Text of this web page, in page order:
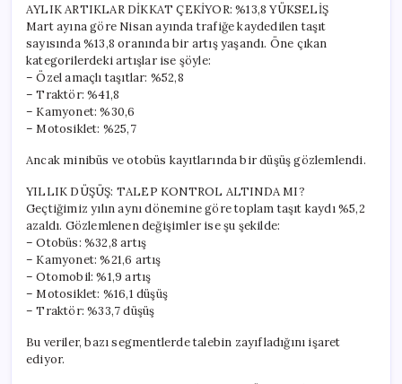
AYLIK ARTIKLAR DİKKAT ÇEKİYOR: %13,8 YÜKSELİŞ
Mart ayına göre Nisan ayında trafiğe kaydedilen taşıt
sayısında %13,8 oranında bir artış yaşandı. Öne çıkan
kategorilerdeki artışlar ise şöyle:
– Özel amaçlı taşıtlar: %52,8
– Traktör: %41,8
– Kamyonet: %30,6
– Motosiklet: %25,7
Ancak minibüs ve otobüs kayıtlarında bir düşüş gözlemlendi.
YILLIK DÜŞÜŞ: TALEP KONTROL ALTINDA MI?
Geçtiğimiz yılın aynı dönemine göre toplam taşıt kaydı %5,2
azaldı. Gözlemlenen değişimler ise şu şekilde:
– Otobüs: %32,8 artış
– Kamyonet: %21,6 artış
– Otomobil: %1,9 artış
– Motosiklet: %16,1 düşüş
– Traktör: %33,7 düşüş
Bu veriler, bazı segmentlerde talebin zayıfladığını işaret
ediyor.